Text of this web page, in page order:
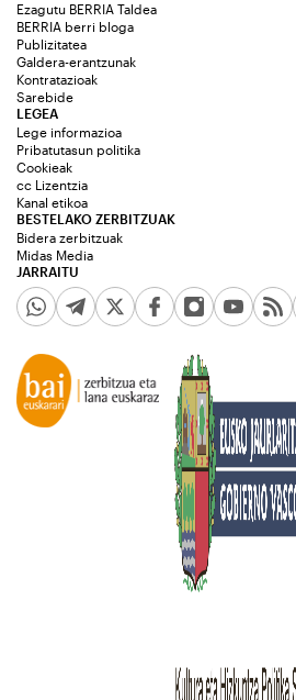
Ezagutu BERRIA Taldea
BERRIA berri bloga
Publizitatea
Galdera-erantzunak
Kontratazioak
Sarebide
JARRAITU
LEGEA
Lege informazioa
Pribatutasun politika
Cookieak
cc Lizentzia
Kanal etikoa
BESTELAKO ZERBITZUAK
Bidera zerbitzuak
Midas Media